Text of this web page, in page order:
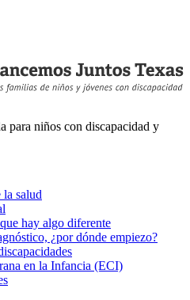
para niños con discapacidad y
salud
hay algo diferente
¿por dónde empiezo?
en la Infancia (ECI)